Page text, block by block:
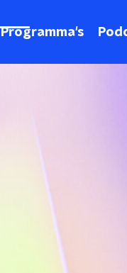
Programma's